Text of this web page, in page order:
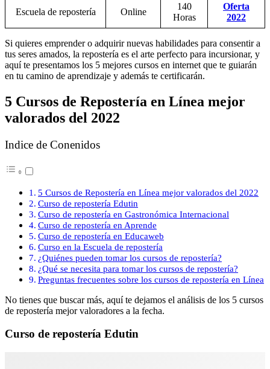
Escuela de repostería Online
140
Horas
Oferta
2022
Si quieres emprender o adquirir nuevas habilidades para consentir a
tus seres amados, la repostería es el arte perfecto para incursionar, y
aquí te presentamos los 5 mejores cursos en internet que te guiarán
en tu camino de aprendizaje y además te certificarán.
5 Cursos de Repostería en Línea mejor
valorados del 2022
Indice de Conenidos
5 Cursos de Repostería en Línea mejor valorados del 2022
Curso de repostería Edutin
Curso de repostería en Gastronómica Internacional
Curso de repostería en Aprende
Curso de repostería en Educaweb
Curso en la Escuela de repostería
¿Quiénes pueden tomar los cursos de repostería?
¿Qué se necesita para tomar los cursos de repostería?
Preguntas frecuentes sobre los cursos de repostería en Línea
No tienes que buscar más, aquí te dejamos el análisis de los 5 cursos
de repostería mejor valoradores a la fecha.
Curso de repostería Edutin